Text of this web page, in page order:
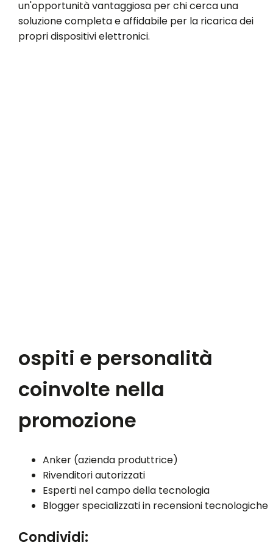
un'opportunità vantaggiosa per chi cerca una
soluzione completa e affidabile per la ricarica dei
propri dispositivi elettronici.
ospiti e personalità
coinvolte nella
promozione
Anker (azienda produttrice)
Rivenditori autorizzati
Esperti nel campo della tecnologia
Blogger specializzati in recensioni tecnologiche
Condividi: